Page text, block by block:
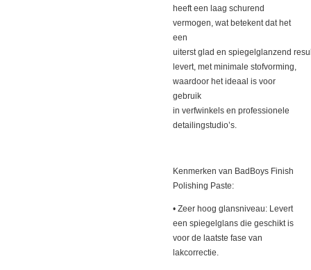
heeft een laag schurend
vermogen, wat betekent dat het
een
uiterst glad en spiegelglanzend
levert, met minimale stofvorming,
waardoor het ideaal is voor
gebruik
in verfwinkels en professionele
detailingstudio’s.
Kenmerken van BadBoys Finish
Polishing Paste:
• Zeer hoog glansniveau: Levert
een spiegelglans die geschikt is
voor de laatste fase van
lakcorrectie.